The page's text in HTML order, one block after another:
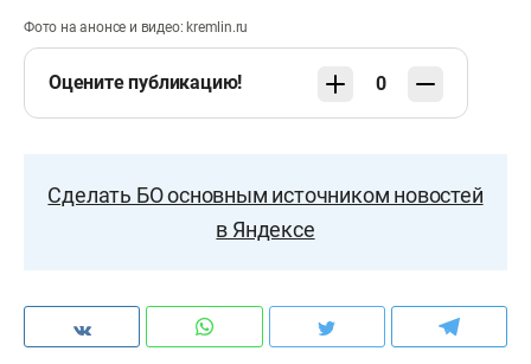
Фото на анонсе и видео: kremlin.ru​
Оцените публикацию! 0
Сделать БО основным источником новостей
в Яндексе